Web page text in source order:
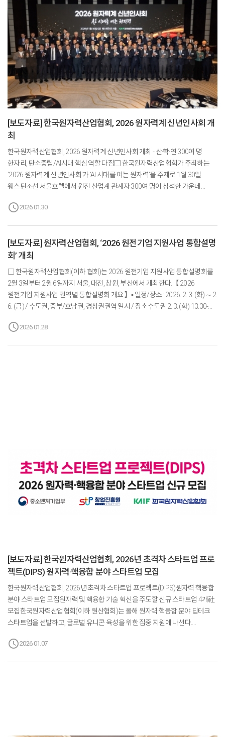
[보도자료] 한국원자력산업협회, 2026 원자력계 신년인사회 개
최
한국원자력산업협회, 2026 원자력계 신년인사회 개최 - 산·학·연 300여 명
한자리, 탄소중립/AI시대 핵심 역할 다짐□ 한국원자력산업협회가 주최하는
‘2026 원자력계 신년인사회’가 ‘AI 시대를 여는 원자력’을 주제로 1월 30일
웨스틴조선 서울호텔에서 원전 산업계 관계자 300여 명이 참석한 가운데
부총리(과학기술정보통신부 장관), 이호현 기후에너지환경부 차관, 최원호
과학기술정보방송통신위원회 최형두 의원, 기후에너지환경노동위원회 김주영
의원과 김위상 의원을 비롯해 한국수력원자력 전대욱 사장 직무대행,
두산에너빌리티 정연인 부회장, 최성민 한국원자력학회장 등이 참석해 덕담을
나누며 대한민국 원전산업의 ...
schedule2026.01.30
[보도자료] 원자력산업협회, ‘2026 원전기업 지원사업 통합설명
회’ 개최
□ 한국원자력산업협회(이하 협회)는 2026 원전기업 지원사업 통합설명회를
2월 3일부터 2월 6일까지 서울, 대전, 창원, 부산에서 개최한다.【 2026
원전기업 지원사업 권역별 통합설명회 개요 】▪ 일정/장소 : 2026. 2. 3. (화) ∼ 2.
6. (금) / 수도권, 중부/호남권, 경상권권역 일시 / 장소수도권 2. 3. (화) 13:30-
대전컨벤션센터 101-102호경상권 2. 5. (목) 13:30-16:30 / 경남테크노파크
schedule2026.01.28
[보도자료] 한국원자력산업협회, 2026년 초격차 스타트업 프로
젝트(DIPS) 원자력·핵융합 분야 스타트업 모집
한국원자력산업협회, 2026년 초격차 스타트업 프로젝트(DIPS)원자력·핵융합
분야 스타트업 모집원자력 및 핵융합 기술 혁신을 주도할 신규 스타트업 4개社
모집한국원자력산업협회(이하 원산협회)는 올해 원자력·핵융합 분야 딥테크
스타트업을 선발하고, 글로벌 유니콘 육성을 위한 집중 지원에 나선다.
(DIPS)의 원자력·핵융합 분야 주관기관으로, 2025년 12월 29일부터 2026년
schedule2026.01.07